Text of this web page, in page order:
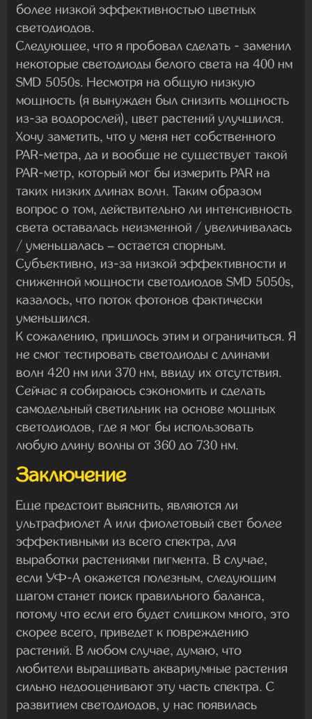
более низкой эффективностью цветных
светодиодов.
Следующее, что я пробовал сделать - заменил
некоторые светодиоды белого света на 400 нм
SMD 5050s. Несмотря на общую низкую
мощность (я вынужден был снизить мощность
из-за водорослей), цвет растений улучшился.
Хочу заметить, что у меня нет собственного
PAR-метра, да и вообще не существует такой
PAR-метр, который мог бы измерить PAR на
таких низких длинах волн. Таким образом
вопрос о том, действительно ли интенсивность
света оставалась неизменной / увеличивалась
/ уменьшалась – остается спорным.
Субъективно, из-за низкой эффективности и
сниженной мощности светодиодов SMD 5050s,
казалось, что поток фотонов фактически
уменьшился.
К сожалению, пришлось этим и ограничиться. Я
не смог тестировать светодиоды с длинами
волн 420 нм или 370 нм, ввиду их отсутствия.
Сейчас я собираюсь сэкономить и сделать
самодельный светильник на основе мощных
светодиодов, где я мог бы использовать
любую длину волны от 360 до 730 нм.
Заключение
Еще предстоит выяснить, являются ли
ультрафиолет А или фиолетовый свет более
эффективными из всего спектра, для
выработки растениями пигмента. В случае,
если УФ-А окажется полезным, следующим
шагом станет поиск правильного баланса,
потому что если его будет слишком много, это
скорее всего, приведет к повреждению
растений. В любом случае, думаю, что
любители выращивать аквариумные растения
сильно недооценивают эту часть спектра. С
развитием светодиодов, у нас появилась